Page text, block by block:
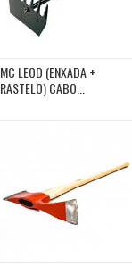
MC LEOD (ENXADA +
RASTELO) CABO...